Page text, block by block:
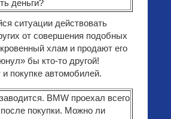
ситуации действовать
от совершения подобных
хлам и продают его
бы кто-то другой!
покупке автомобилей.